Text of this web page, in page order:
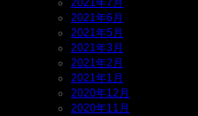
2021年7月
2021年6月
2021年5月
2021年3月
2021年2月
2021年1月
2020年12月
2020年11月